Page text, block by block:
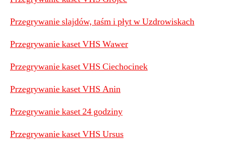
Przegrywanie slajdów, taśm i płyt w Uzdrowiskach
Przegrywanie kaset VHS Wawer
Przegrywanie kaset VHS Ciechocinek
Przegrywanie kaset VHS Anin
Przegrywanie kaset 24 godziny
Przegrywanie kaset VHS Ursus